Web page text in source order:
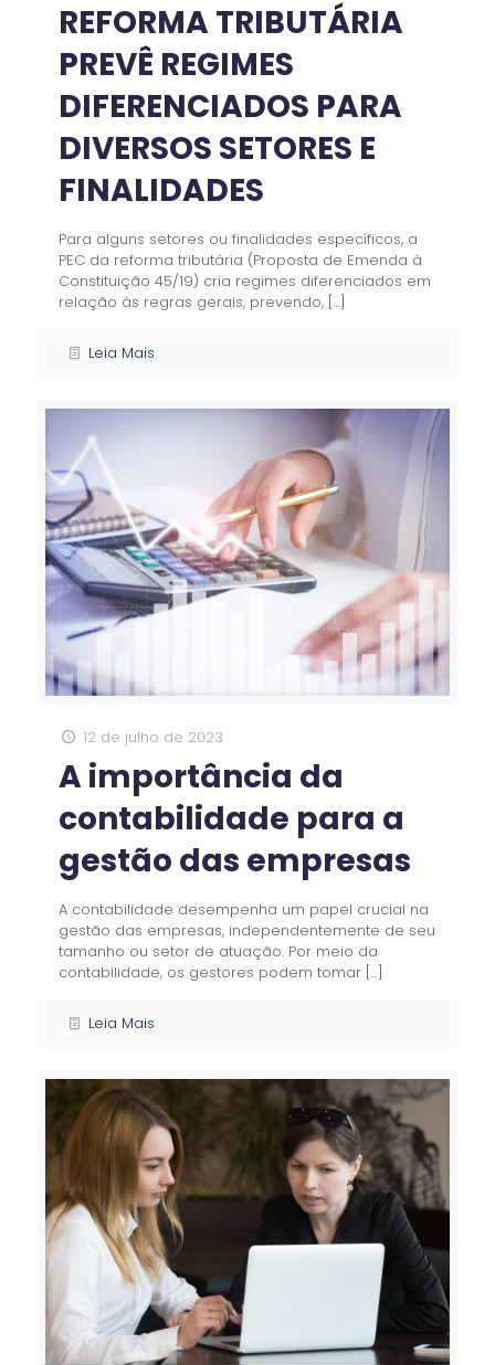
REFORMA TRIBUTÁRIA
PREVÊ REGIMES
DIFERENCIADOS PARA
DIVERSOS SETORES E
FINALIDADES
Para alguns setores ou finalidades específicos, a
PEC da reforma tributária (Proposta de Emenda à
Constituição 45/19) cria regimes diferenciados em
relação às regras gerais, prevendo, […]
Leia Mais
12 de julho de 2023
A importância da
contabilidade para a
gestão das empresas
A contabilidade desempenha um papel crucial na
gestão das empresas, independentemente de seu
tamanho ou setor de atuação. Por meio da
contabilidade, os gestores podem tomar […]
Leia Mais